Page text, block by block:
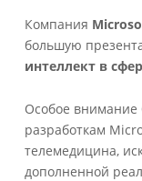
Компания
большую
интеллект в
Особое
разработкам
телемедицина,
дополненной